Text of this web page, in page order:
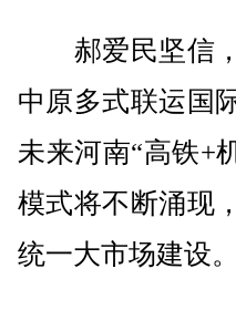
郝爱民坚信，
中原多式联运国
未来河南“高铁+
模式将不断涌现
统一大市场建设